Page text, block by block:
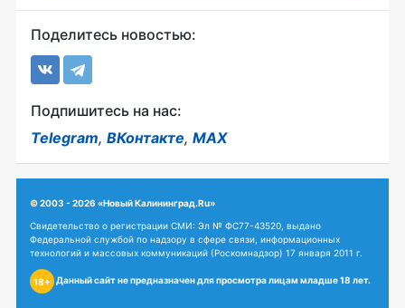
Поделитесь новостью:
Подпишитесь на нас:
Telegram, ВКонтакте, MAX
© 2003 - 2026 «Новый Калининград.Ru»
Свидетельство о регистрации СМИ: Эл № ФС77-43520, выдано
Федеральной службой по надзору в сфере связи, информационных
технологий и массовых коммуникаций (Роскомнадзор) 17 января 2011 г.
18+ Данный сайт не предназначен для просмотра лицам младше 18 лет.